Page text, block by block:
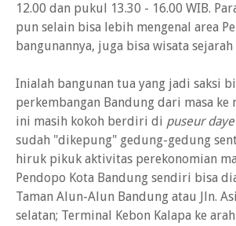
12.00 dan pukul 13.30 - 16.00 WIB.
pun selain bisa lebih mengenal area
bangunannya, juga bisa wisata sejarah
Inialah bangunan tua yang jadi saksi
perkembangan Bandung dari masa ke
ini masih kokoh berdiri di puseur
sudah "dikepung" gedung-gedung
hiruk pikuk aktivitas perekonomian
Pendopo Kota Bandung sendiri bisa
Taman Alun-Alun Bandung atau Jln.
selatan; Terminal Kebon Kalapa ke